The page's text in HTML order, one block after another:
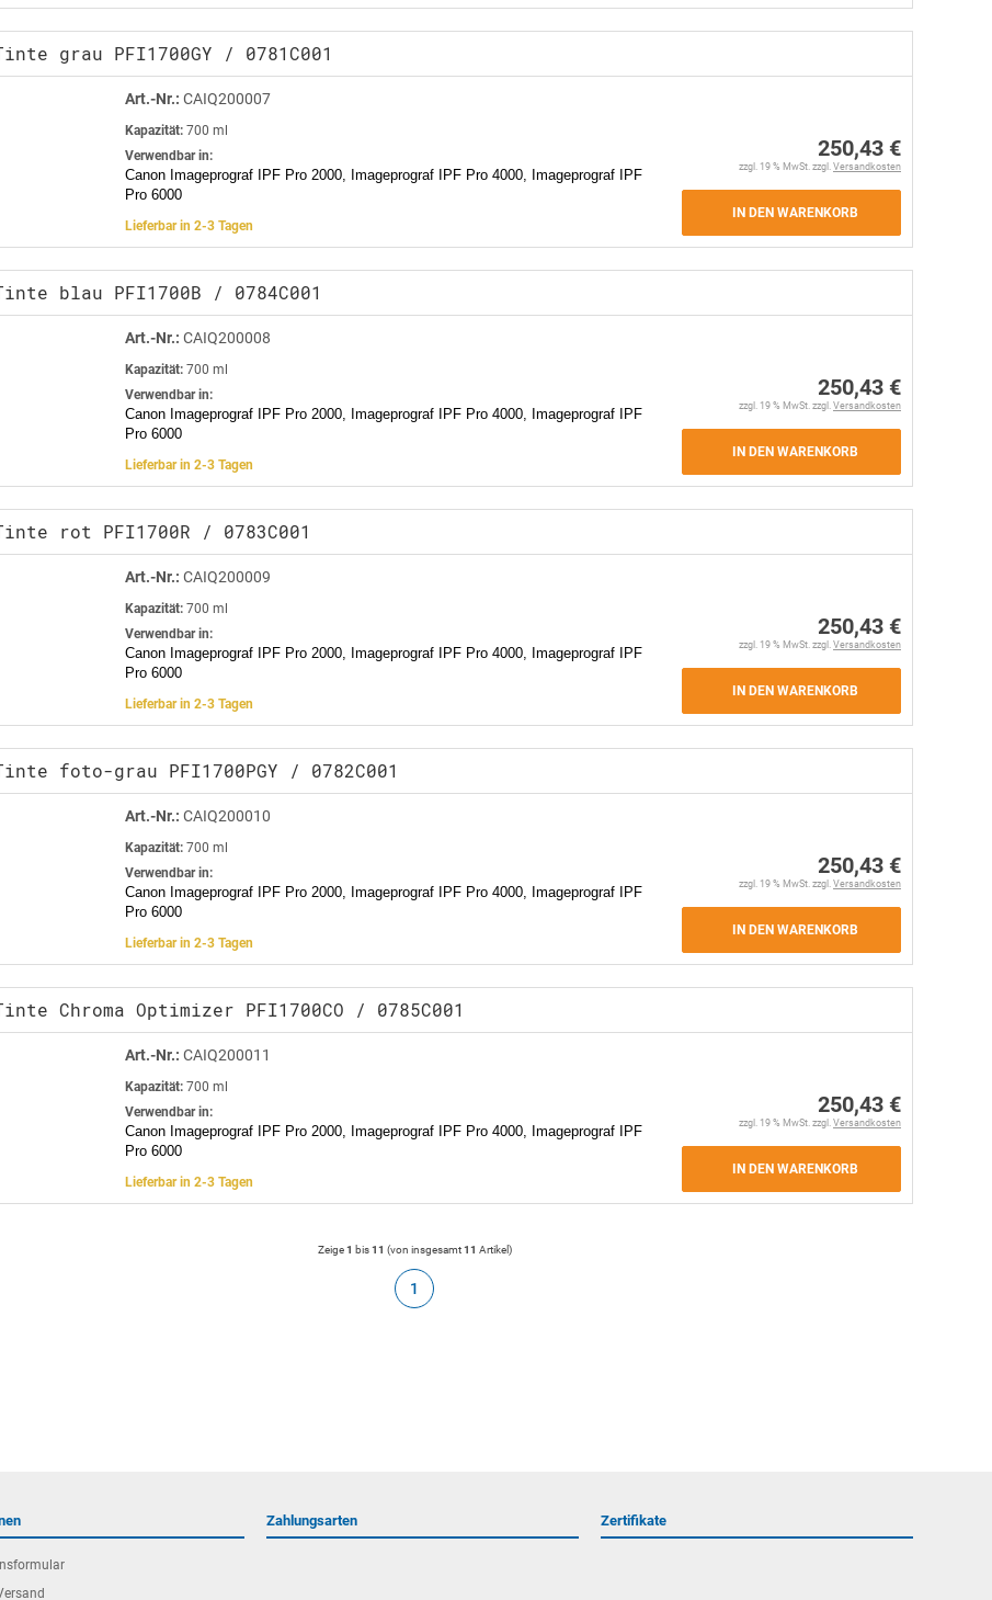
grau PFI1700GY / 0781C001
Art.-Nr.: CAIQ200007
Kapazität: 700 ml
Verwendbar in:
Canon Imageprograf IPF Pro 2000, Imageprograf IPF Pro 4000, Imageprograf IPF
Pro 6000
Lieferbar in 2-3 Tagen
250,43 €
zzgl. 19 % MwSt. zzgl. Versandkosten
IN DEN WARENKORB
blau PFI1700B / 0784C001
Art.-Nr.: CAIQ200008
Kapazität: 700 ml
Verwendbar in:
Canon Imageprograf IPF Pro 2000, Imageprograf IPF Pro 4000, Imageprograf IPF
Pro 6000
Lieferbar in 2-3 Tagen
250,43 €
zzgl. 19 % MwSt. zzgl. Versandkosten
IN DEN WARENKORB
rot PFI1700R / 0783C001
Art.-Nr.: CAIQ200009
Kapazität: 700 ml
Verwendbar in:
Canon Imageprograf IPF Pro 2000, Imageprograf IPF Pro 4000, Imageprograf IPF
Pro 6000
Lieferbar in 2-3 Tagen
250,43 €
zzgl. 19 % MwSt. zzgl. Versandkosten
IN DEN WARENKORB
foto-grau PFI1700PGY / 0782C001
Art.-Nr.: CAIQ200010
Kapazität: 700 ml
Verwendbar in:
Canon Imageprograf IPF Pro 2000, Imageprograf IPF Pro 4000, Imageprograf IPF
Pro 6000
Lieferbar in 2-3 Tagen
250,43 €
zzgl. 19 % MwSt. zzgl. Versandkosten
IN DEN WARENKORB
Chroma Optimizer PFI1700CO / 0785C001
Art.-Nr.: CAIQ200011
Kapazität: 700 ml
Verwendbar in:
Canon Imageprograf IPF Pro 2000, Imageprograf IPF Pro 4000, Imageprograf IPF
Pro 6000
Lieferbar in 2-3 Tagen
250,43 €
zzgl. 19 % MwSt. zzgl. Versandkosten
IN DEN WARENKORB
Zeige1 bis11 (von insgesamt11 Artikel)
1
Zahlungsarten Zertifikate